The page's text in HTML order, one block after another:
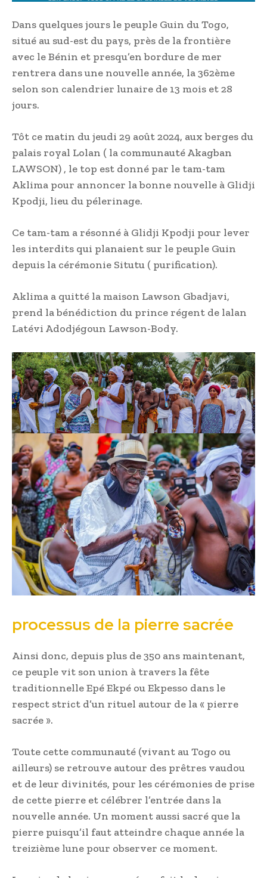
Dans quelques jours le peuple Guin du Togo,
situé au sud-est du pays, près de la frontière
avec le Bénin et presqu’en bordure de mer
rentrera dans une nouvelle année, la 362ème
selon son calendrier lunaire de 13 mois et 28
jours.
Tôt ce matin du jeudi 29 août 2024, aux berges du
palais royal Lolan ( la communauté Akagban
LAWSON) , le top est donné par le tam-tam
Aklima pour annoncer la bonne nouvelle à Glidji
Kpodji, lieu du pélerinage.
Ce tam-tam a résonné à Glidji Kpodji pour lever
les interdits qui planaient sur le peuple Guin
depuis la cérémonie Situtu ( purification).
Aklima a quitté la maison Lawson Gbadjavi,
prend la bénédiction du prince régent de lalan
Latévi Adodjégoun Lawson-Body.
processus de la pierre sacrée
Ainsi donc, depuis plus de 350 ans maintenant,
ce peuple vit son union à travers la fête
traditionnelle Epé Ekpé ou Ekpesso dans le
respect strict d’un rituel autour de la « pierre
sacrée ».
Toute cette communauté (vivant au Togo ou
ailleurs) se retrouve autour des prêtres vaudou
et de leur divinités, pour les cérémonies de prise
de cette pierre et célébrer l’entrée dans la
nouvelle année. Un moment aussi sacré que la
pierre puisqu’il faut atteindre chaque année la
treizième lune pour observer ce moment.